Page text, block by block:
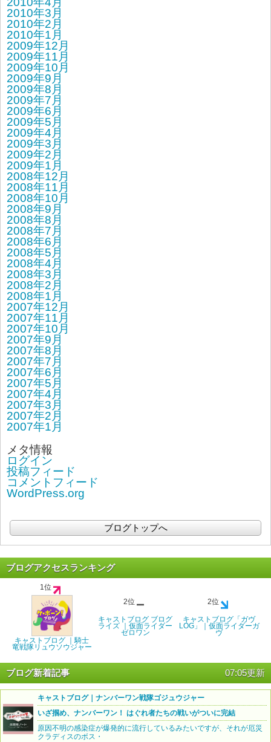
2010年3月
2010年2月
2010年1月
2009年12月
2009年11月
2009年10月
2009年9月
2009年8月
2009年7月
2009年6月
2009年5月
2009年4月
2009年3月
2009年2月
2009年1月
2008年12月
2008年11月
2008年10月
2008年9月
2008年8月
2008年7月
2008年6月
2008年5月
2008年4月
2008年3月
2008年2月
2008年1月
2007年12月
2007年11月
2007年10月
2007年9月
2007年8月
2007年7月
2007年6月
2007年5月
2007年4月
2007年3月
2007年2月
2007年1月
メタ情報
ログイン
投稿フィード
コメントフィード
WordPress.org
ブログトップへ
ブログアクセスランキング
1位
キャストブログ ｜騎士
竜戦隊リュウソウジャー
2位
キャストブログ ブログ
ライズ ｜仮面ライダー
ゼロワン
2位
キャストブログ「ガヴ
LOG」｜仮面ライダーガ
ヴ
ブログ新着記事 07:05更新
キャストブログ｜ナンバーワン戦隊ゴジュウジャー
いざ掴め、ナンバーワン！ はぐれ者たちの戦いがついに完結
原因不明の感染症が爆発的に流行しているみたいですが、それが厄災
クラディスのボス・